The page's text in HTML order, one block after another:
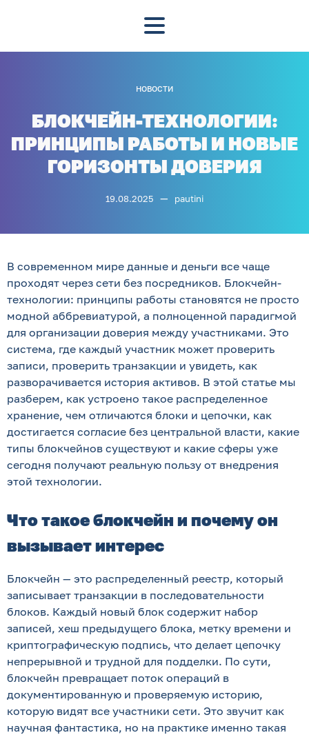
НОВОСТИ
БЛОКЧЕЙН-ТЕХНОЛОГИИ:
ПРИНЦИПЫ РАБОТЫ И НОВЫЕ
ГОРИЗОНТЫ ДОВЕРИЯ
19.08.2025 — pautini
В современном мире данные и деньги все чаще
проходят через сети без посредников. Блокчейн-
технологии: принципы работы становятся не просто
модной аббревиатурой, а полноценной парадигмой
для организации доверия между участниками. Это
система, где каждый участник может проверить
записи, проверить транзакции и увидеть, как
разворачивается история активов. В этой статье мы
разберем, как устроено такое распределенное
хранение, чем отличаются блоки и цепочки, как
достигается согласие без центральной власти, какие
типы блокчейнов существуют и какие сферы уже
сегодня получают реальную пользу от внедрения
этой технологии.
Что такое блокчейн и почему он
вызывает интерес
Блокчейн — это распределенный реестр, который
записывает транзакции в последовательности
блоков. Каждый новый блок содержит набор
записей, хеш предыдущего блока, метку времени и
криптографическую подпись, что делает цепочку
непрерывной и трудной для подделки. По сути,
блокчейн превращает поток операций в
документированную и проверяемую историю,
которую видят все участники сети. Это звучит как
научная фантастика, но на практике именно такая